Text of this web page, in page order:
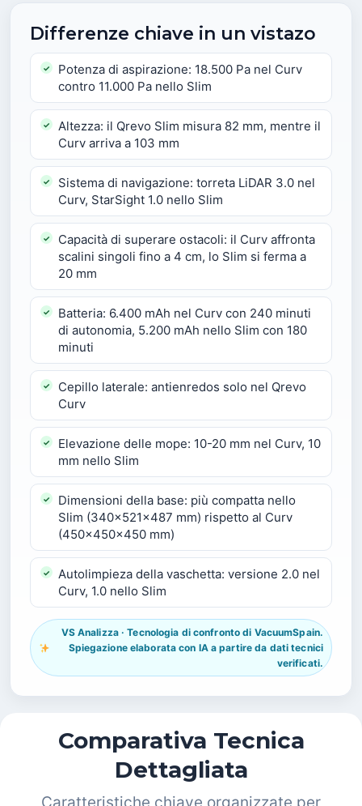
Differenze chiave in un vistazo
Potenza di aspirazione: 18.500 Pa nel Curv
contro 11.000 Pa nello Slim
Altezza: il Qrevo Slim misura 82 mm, mentre il
Curv arriva a 103 mm
Sistema di navigazione: torreta LiDAR 3.0 nel
Curv, StarSight 1.0 nello Slim
Capacità di superare ostacoli: il Curv affronta
scalini singoli fino a 4 cm, lo Slim si ferma a
20 mm
Batteria: 6.400 mAh nel Curv con 240 minuti
di autonomia, 5.200 mAh nello Slim con 180
minuti
Cepillo laterale: antienredos solo nel Qrevo
Curv
Elevazione delle mope: 10-20 mm nel Curv, 10
mm nello Slim
Dimensioni della base: più compatta nello
Slim (340x521x487 mm) rispetto al Curv
(450x450x450 mm)
Autolimpieza della vaschetta: versione 2.0 nel
Curv, 1.0 nello Slim
VS Analizza · Tecnologia di confronto di VacuumSpain.
Spiegazione elaborata con IA a partire da dati tecnici
verificati.
Comparativa Tecnica
Dettagliata